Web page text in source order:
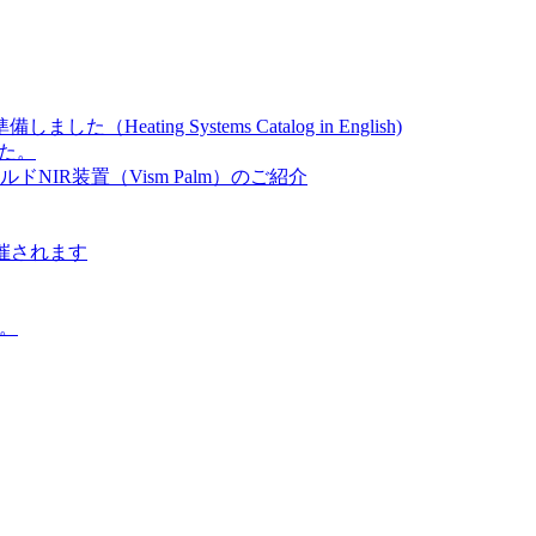
しました（Heating Systems Catalog in English)
。
ドNIR装置（Vism Palm）のご紹介
されます